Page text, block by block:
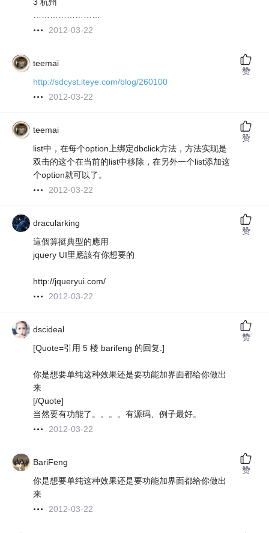
3 杭州
……………………
2012-03-22
teemai
http://sdcyst.iteye.com/blog/260100
2012-03-22
赞
teemai
list中，在每个option上绑定dbclick方法，方法实现是
双击的这个在当前的list中移除，在另外一个list添加这
个option就可以了。
2012-03-22
赞
dracularking
這個算挺典型的應用
jquery UI里應該有你想要的
http://jqueryui.com/
2012-03-22
赞
dscideal
[Quote=引用 5 楼 barifeng 的回复:]
你是想要单纯这种效果还是要功能加界面都给你做出
来
[/Quote]
当然要有功能了。。。。有源码、例子最好。
2012-03-22
赞
BariFeng
你是想要单纯这种效果还是要功能加界面都给你做出
来
2012-03-22
赞